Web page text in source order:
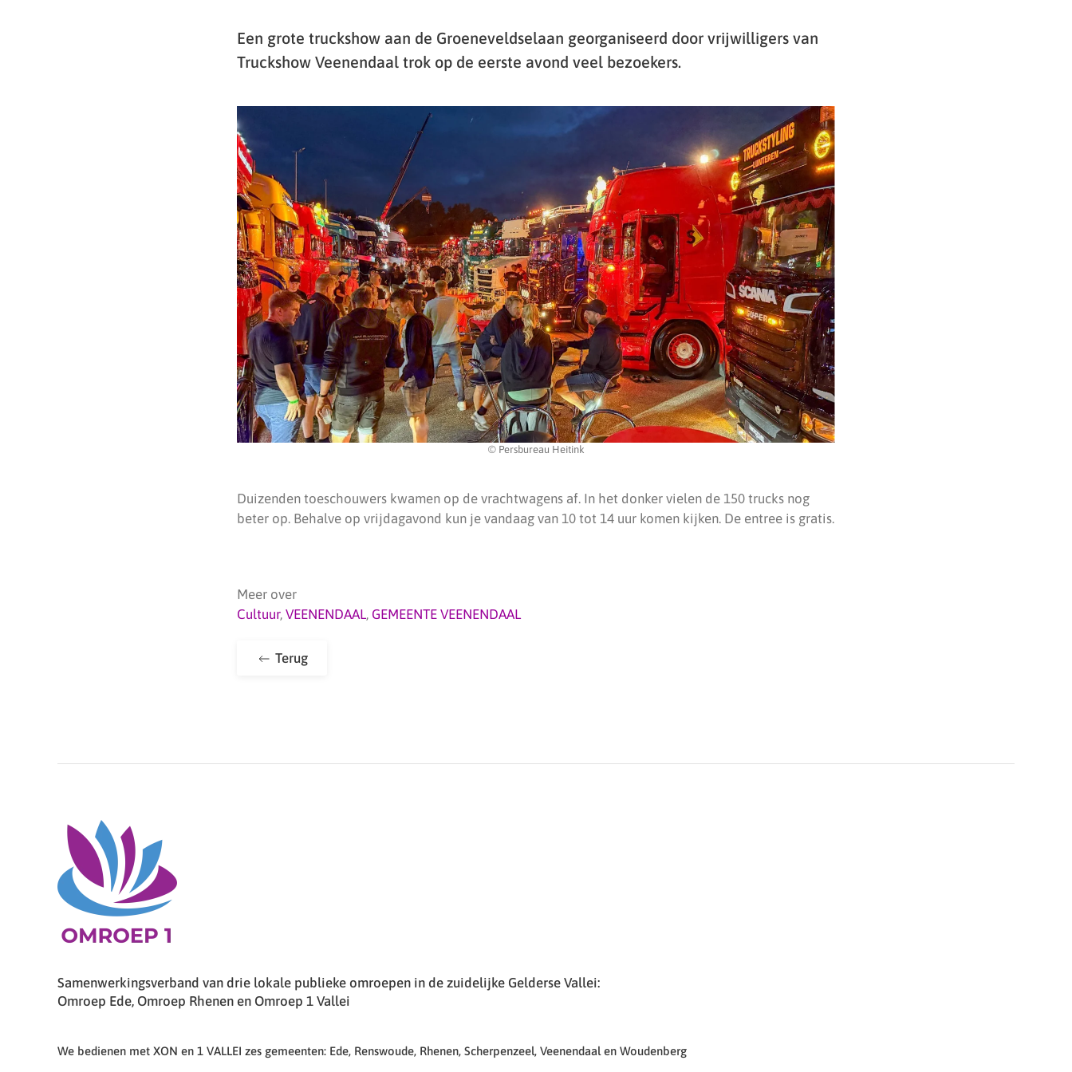
Een grote truckshow aan de Groeneveldselaan georganiseerd door vrijwilligers van
Truckshow Veenendaal trok op de eerste avond veel bezoekers.
© Persbureau Heitink
Duizenden toeschouwers kwamen op de vrachtwagens af. In het donker vielen de 150 trucks nog
beter op. Behalve op vrijdagavond kun je vandaag van 10 tot 14 uur komen kijken. De entree is gratis.
Meer over
Cultuur, VEENENDAAL, GEMEENTE VEENENDAAL
Terug
Samenwerkingsverband van drie lokale publieke omroepen in de zuidelijke Gelderse Vallei:
Omroep Ede, Omroep Rhenen en Omroep 1 Vallei
We bedienen met XON en 1 VALLEI zes gemeenten: Ede, Renswoude, Rhenen, Scherpenzeel, Veenendaal en Woudenberg